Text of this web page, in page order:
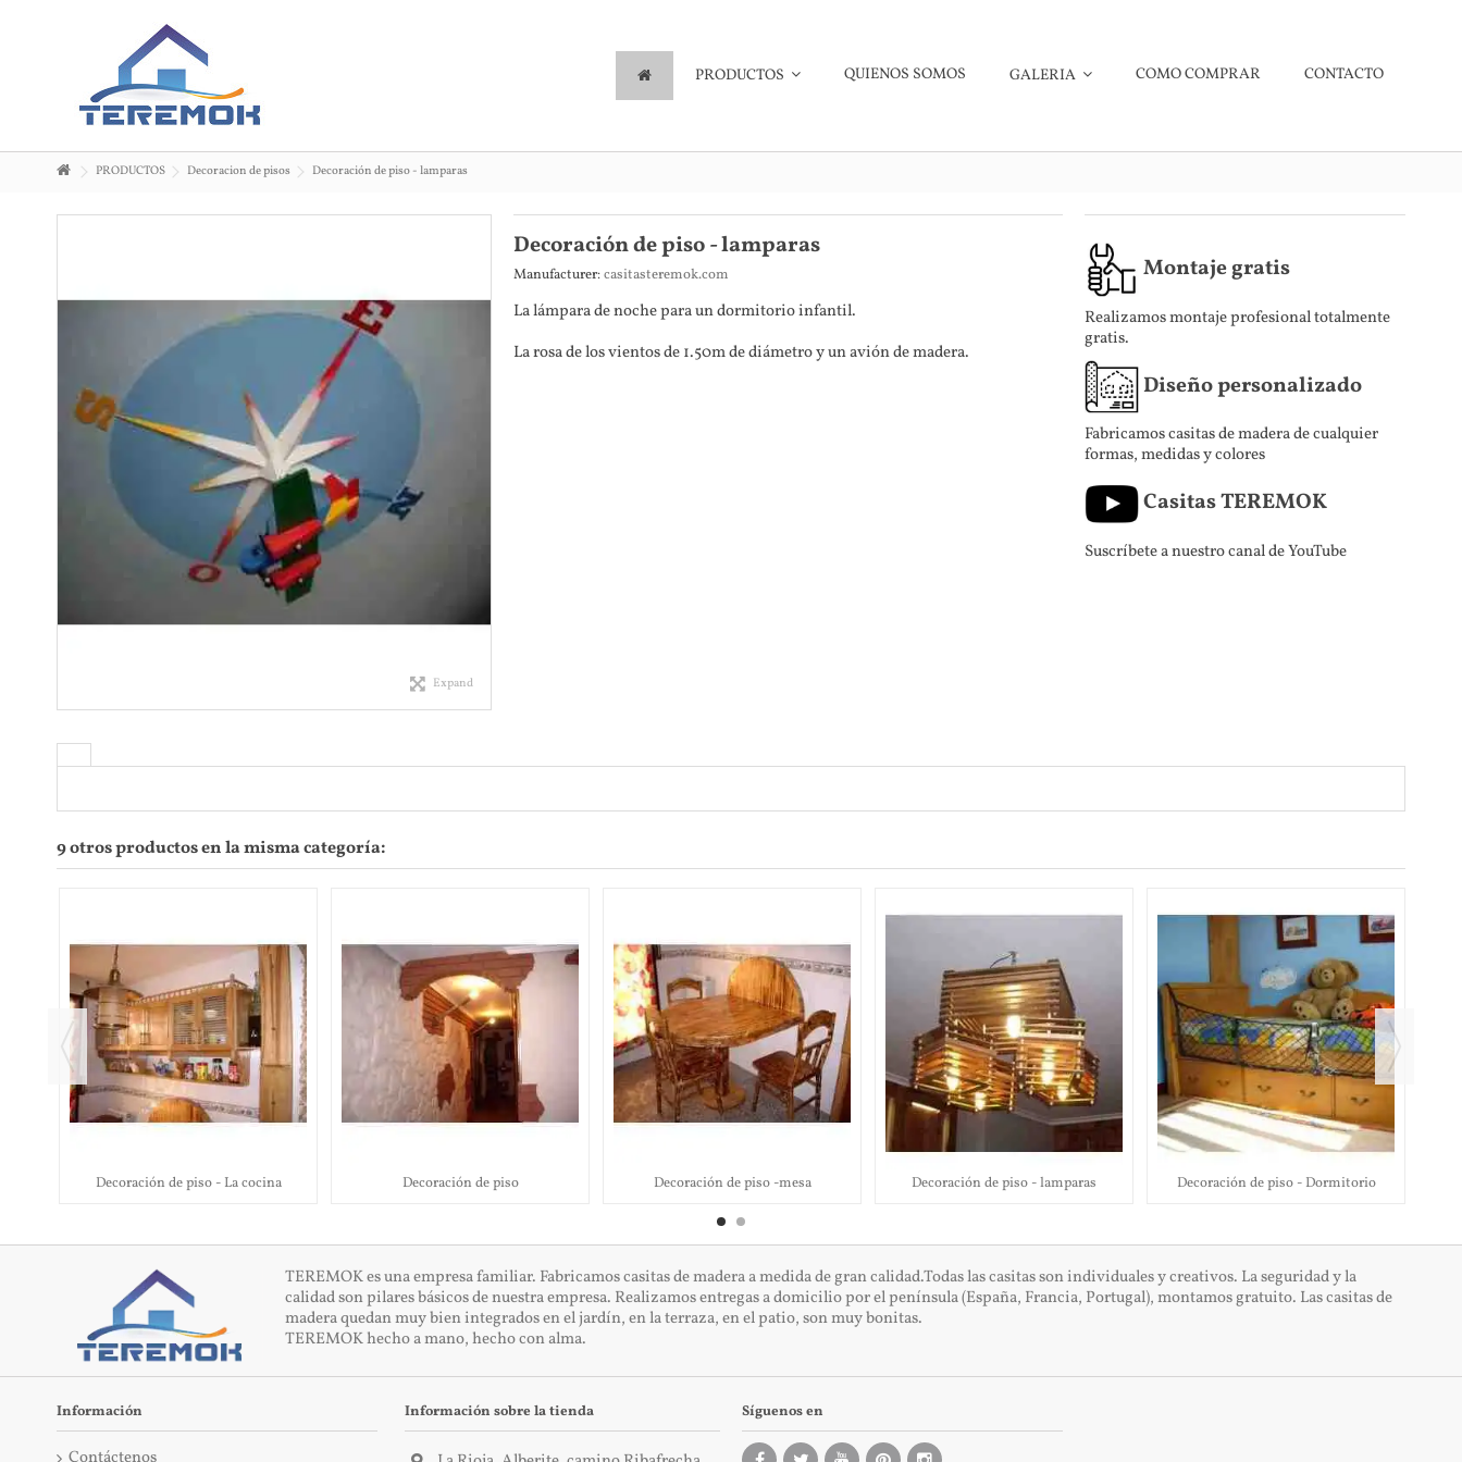
PRODUCTOS QUIENOS SOMOS GALERIA COMO COMPRAR CONTACTO
PRODUCTOS Decoracion de pisos Decoración de piso - lamparas
Expand
Decoración de piso - lamparas
Manufacturer:casitasteremok.com
La lámpara de noche para un dormitorio infantil.
La rosa de los vientos de 1.50m de diámetro y un avión de madera.
Montaje gratis
Realizamos montaje profesional totalmente
gratis.
Diseño personalizado
Fabricamos casitas de madera de cualquier
formas, medidas y colores
Casitas TEREMOK
Suscríbete a nuestro canal de YouTube
9 otros productos en la misma categoría:
Decoración de piso - La cocina Decoración de piso Decoración de piso -mesa Decoración de piso - lamparas Decoración de piso - Dormitorio
TEREMOK es una empresa familiar. Fabricamos casitas de madera a medida de gran calidad.Todas las casitas son individuales y creativos. La seguridad y la
calidad son pilares básicos de nuestra empresa. Realizamos entregas a domicilio por el península (España, Francia, Portugal), montamos gratuito. Las casitas de
madera quedan muy bien integrados en el jardín, en la terraza, en el patio, son muy bonitas.
TEREMOK hecho a mano, hecho con alma.
Información Información sobre la tienda Síguenos en